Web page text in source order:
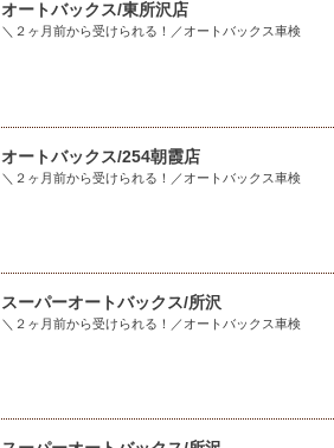
オートバックス/東所沢店
＼２ヶ月前から受けられる！／オートバックス車検
オートバックス/254朝霞店
＼２ヶ月前から受けられる！／オートバックス車検
スーパーオートバックス/所沢
＼２ヶ月前から受けられる！／オートバックス車検